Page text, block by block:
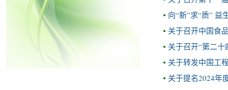
向“新”求“质” 益
关于召开中国食
关于召开“第二
关于转发中国工
关于提名2024年